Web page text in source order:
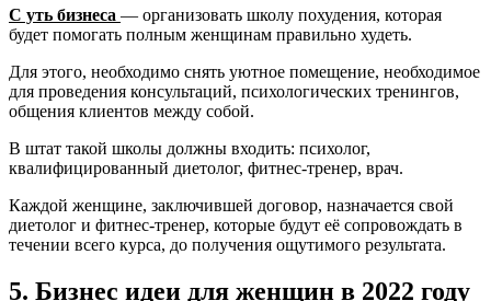
С уть бизнеса — организовать школу похудения, которая
будет помогать полным женщинам правильно худеть.
Для этого, необходимо снять уютное помещение, необходимое
для проведения консультаций, психологических тренингов,
общения клиентов между собой.
В штат такой школы должны входить: психолог,
квалифицированный диетолог, фитнес-тренер, врач.
Каждой женщине, заключившей договор, назначается свой
диетолог и фитнес-тренер, которые будут её сопровождать в
течении всего курса, до получения ощутимого результата.
5. Бизнес идеи для женщин в 2022 году